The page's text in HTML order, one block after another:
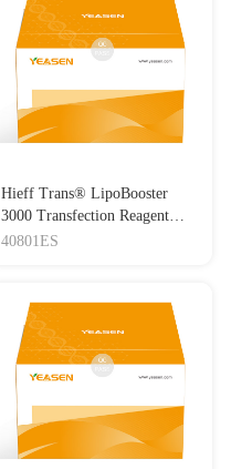
Hieff Trans® LipoBooster
3000 Transfection Reagent
Lipo3000转染试剂
40801ES